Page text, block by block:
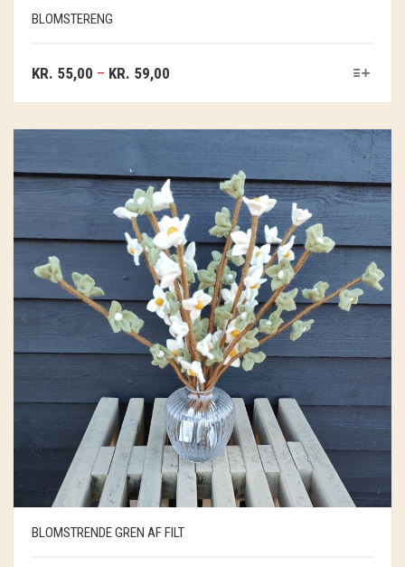
BLOMSTERENG
KR. 55,00 – KR. 59,00
BLOMSTRENDE GREN AF FILT